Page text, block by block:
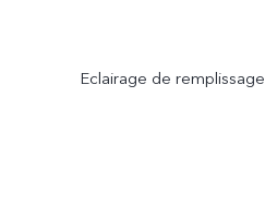
Eclairage de remplissage